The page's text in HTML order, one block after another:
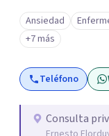
intención es
que sientas la
daremos el
identificando con
pesa haciendo consciente
experiencias,
para
Ansiedad
+7 más
Teléfono
Consulta